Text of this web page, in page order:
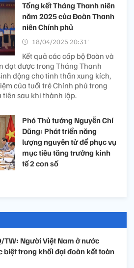
Tổng kết Tháng Thanh niên
năm 2025 của Đoàn Thanh
niên Chính phủ
18/04/2025 20:31’
Kết quả các cấp bộ Đoàn và
đạt được trong Tháng Thanh
động cho tinh thần xung kích,
của tuổi trẻ Chính phủ trong
sau khi thành lập.
Phó Thủ tướng Nguyễn Chí
Dũng: Phát triển năng
lượng nguyên tử để phục vụ
mục tiêu tăng trưởng kinh
tế 2 con số
TW: Người Việt Nam ở nước
biệt trong khối đại đoàn kết toàn